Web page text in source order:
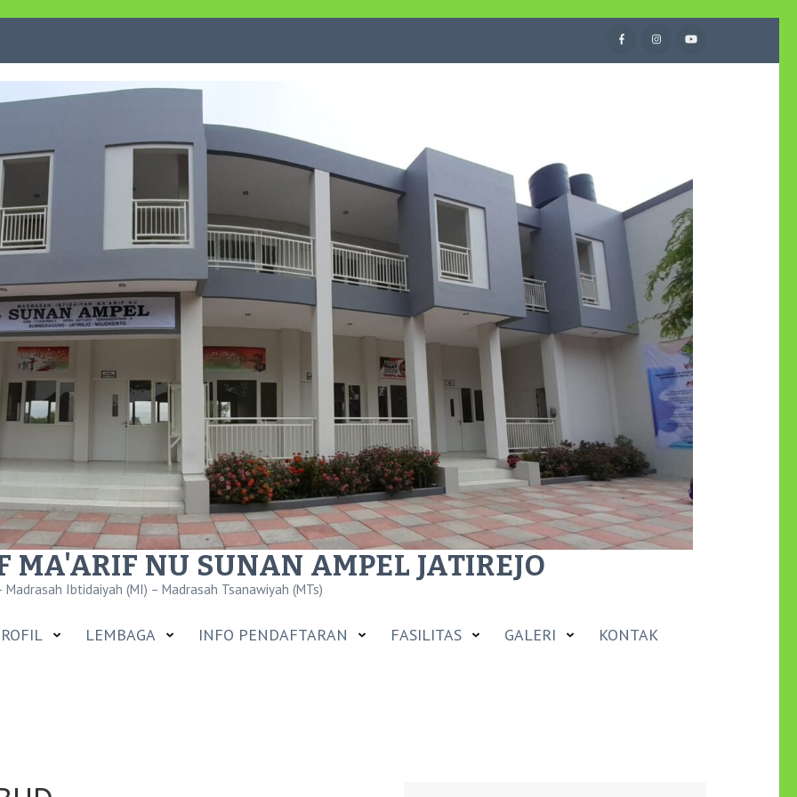
NU SUNAN AMPEL JATIREJO
Ibtidaiyah (MI) – Madrasah Tsanawiyah (MTs)
LEMBAGA INFO PENDAFTARAN FASILITAS GALERI KONTAK